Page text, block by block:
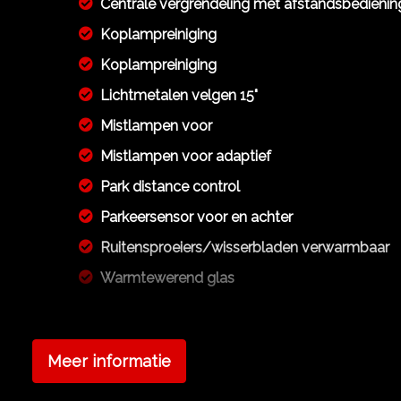
Centrale vergrendeling met
Koplampreiniging
Koplampreiniging
Lichtmetalen velgen 15"
Mistlampen voor
Mistlampen voor adaptief
Park distance control
Parkeersensor voor en achter
Ruitensproeiers/wisserbladen verwarmbaar
Warmtewerend glas
Anti blokkeer systeem
Anti doorslip regeling
Meer informatie